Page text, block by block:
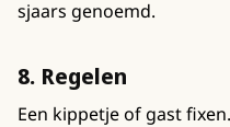
sjaars genoemd.
8. Regelen
Een kippetje of gast